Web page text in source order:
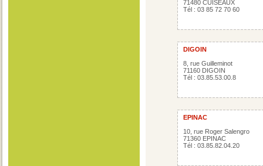
71480 CUISEAUX
Tél : 03 85 72 70 60
DIGOIN
8, rue Guilleminot
71160 DIGOIN
Tél : 03.85.53.00.8
EPINAC
10, rue Roger Salengro
71360 EPINAC
Tél : 03.85.82.04.20